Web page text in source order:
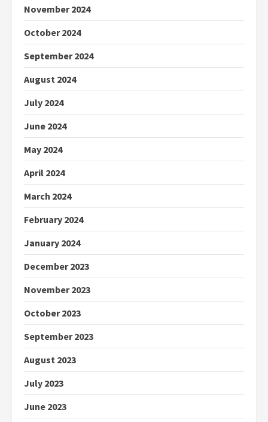
November 2024
October 2024
September 2024
August 2024
July 2024
June 2024
May 2024
April 2024
March 2024
February 2024
January 2024
December 2023
November 2023
October 2023
September 2023
August 2023
July 2023
June 2023